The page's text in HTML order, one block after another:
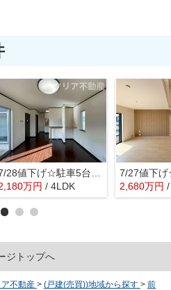
7/28値下げ☆駐車5台可！前橋市上佐鳥町中古
万円 / 4LDK 2,680万円
ジトップへ
不動産 > (戸建(売買))地域から探す > 前